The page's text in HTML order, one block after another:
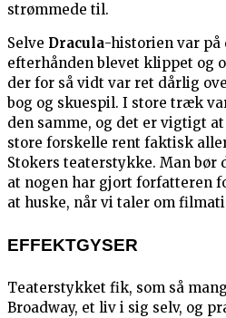
strømmede til.
Selve Dracula-historien var på
efterhånden blevet klippet og
der for så vidt var ret dårlig
bog og skuespil. I store træk
den samme, og det er vigtigt
store forskelle rent faktisk
Stokers teaterstykke. Man bør
at nogen har gjort forfatteren
at huske, når vi taler om
EFFEKTGYSER
Teaterstykket fik, som så
Broadway, et liv i sig selv, og